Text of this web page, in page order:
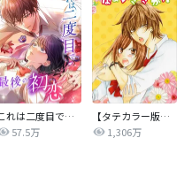
これは二度目で最後の初恋
57.5万
【タテカラー版】なまいきざかり。
1,306万